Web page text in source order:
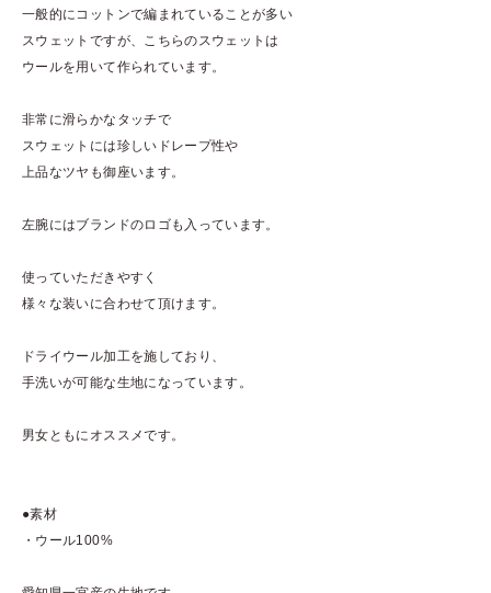
一般的にコットンで編まれていることが多い
スウェットですが、こちらのスウェットは
ウールを用いて作られています。
非常に滑らかなタッチで
スウェットには珍しいドレープ性や
上品なツヤも御座います。
左腕にはブランドのロゴも入っています。
使っていただきやすく
様々な装いに合わせて頂けます。
ドライウール加工を施しており、
手洗いが可能な生地になっています。
男女ともにオススメです。
●素材
・ウール100%